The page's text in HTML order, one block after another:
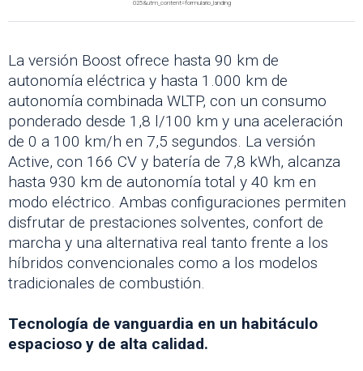
La versión Boost ofrece hasta 90 km de
autonomía eléctrica y hasta 1.000 km de
autonomía combinada WLTP, con un consumo
ponderado desde 1,8 l/100 km y una aceleración
de 0 a 100 km/h en 7,5 segundos. La versión
Active, con 166 CV y batería de 7,8 kWh, alcanza
hasta 930 km de autonomía total y 40 km en
modo eléctrico. Ambas configuraciones permiten
disfrutar de prestaciones solventes, confort de
marcha y una alternativa real tanto frente a los
híbridos convencionales como a los modelos
tradicionales de combustión.
Tecnología de vanguardia en un habitáculo
espacioso y de alta calidad.